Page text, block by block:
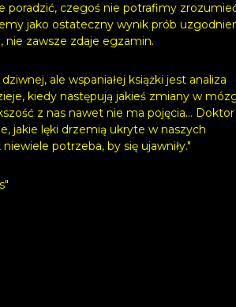
poradzić, czegoś nie potrafimy
jako ostateczny wynik prób
nie zawsze zdaje egzamin.
ale wspaniałej książki jest analiza
kiedy następują jakieś zmiany w
z nas nawet nie ma pojęcia... Doktor
jakie lęki drzemią ukryte w naszych
niewiele potrzeba, by się ujawniły."